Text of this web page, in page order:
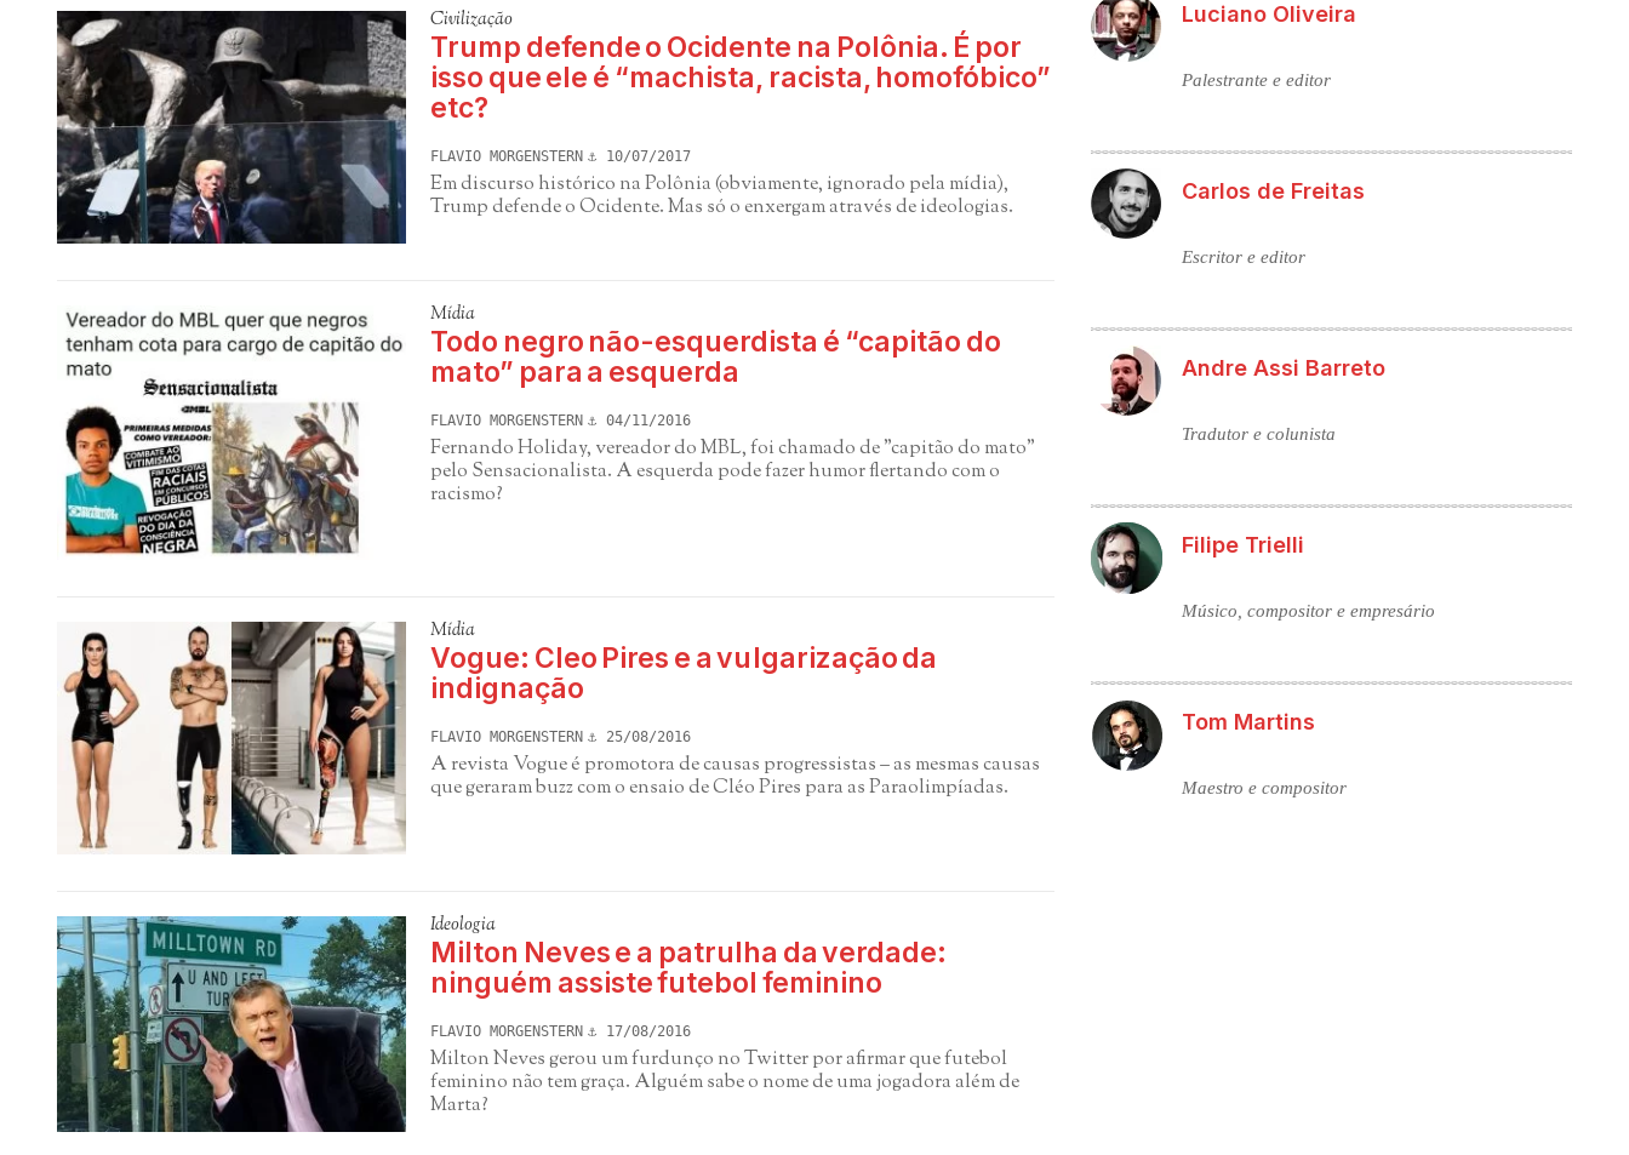
Civilização
Trump defende o Ocidente na Polônia. É por
isso que ele é “machista, racista, homofóbico”
etc?
FLAVIO MORGENSTERN 10/07/2017
Em discurso histórico na Polônia (obviamente, ignorado pela mídia),
Trump defende o Ocidente. Mas só o enxergam através de ideologias.
Mídia
Todo negro não-esquerdista é “capitão do
mato” para a esquerda
FLAVIO MORGENSTERN 04/11/2016
Fernando Holiday, vereador do MBL, foi chamado de "capitão do mato"
pelo Sensacionalista. A esquerda pode fazer humor flertando com o
racismo?
Mídia
Vogue: Cleo Pires e a vulgarização da
indignação
FLAVIO MORGENSTERN 25/08/2016
A revista Vogue é promotora de causas progressistas – as mesmas causas
que geraram buzz com o ensaio de Cléo Pires para as Paraolimpíadas.
Ideologia
Milton Neves e a patrulha da verdade:
ninguém assiste futebol feminino
FLAVIO MORGENSTERN 17/08/2016
Milton Neves gerou um furdunço no Twitter por afirmar que futebol
feminino não tem graça. Alguém sabe o nome de uma jogadora além de
Marta?
Luciano Oliveira
Palestrante e editor
Carlos de Freitas
Escritor e editor
Andre Assi Barreto
Tradutor e colunista
Filipe Trielli
Músico, compositor e empresário
Tom Martins
Maestro e compositor